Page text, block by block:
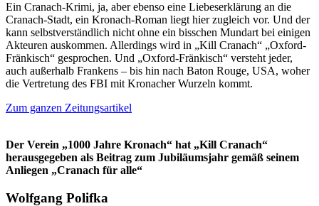
Ein Cranach-Krimi, ja, aber ebenso eine Liebeserklärung an die
Cranach-Stadt, ein Kronach-Roman liegt hier zugleich vor. Und der
kann selbstverständlich nicht ohne ein bisschen Mundart bei einigen
Akteuren auskommen. Allerdings wird in „Kill Cranach“ „Oxford-
Fränkisch“ gesprochen. Und „Oxford-Fränkisch“ versteht jeder,
auch außerhalb Frankens – bis hin nach Baton Rouge, USA, woher
die Vertretung des FBI mit Kronacher Wurzeln kommt.
Zum ganzen Zeitungsartikel
Der Verein „1000 Jahre Kronach“ hat „Kill Cranach“
herausgegeben als Beitrag zum Jubiläumsjahr gemäß seinem
Anliegen „Cranach für alle“
Wolfgang Polifka